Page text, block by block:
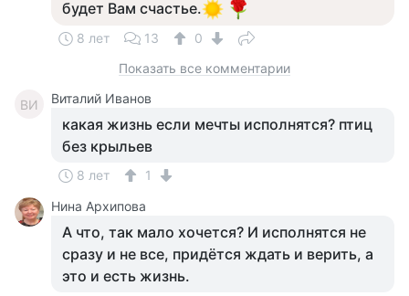
будет Вам счастье.
8 лет 13
0
Показать все комментарии
ВИ Виталий Иванов
какая жизнь если мечты исполнятся? птиц
без крыльев
8 лет
1
Нина Архипова
А что, так мало хочется? И исполнятся не
сразу и не все, придётся ждать и верить, а
это и есть жизнь.